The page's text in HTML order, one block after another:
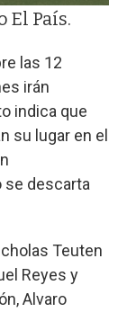
El País.
las 12
irán
indica que
su lugar en el
se descarta
Teuten
Reyes y
Alvaro